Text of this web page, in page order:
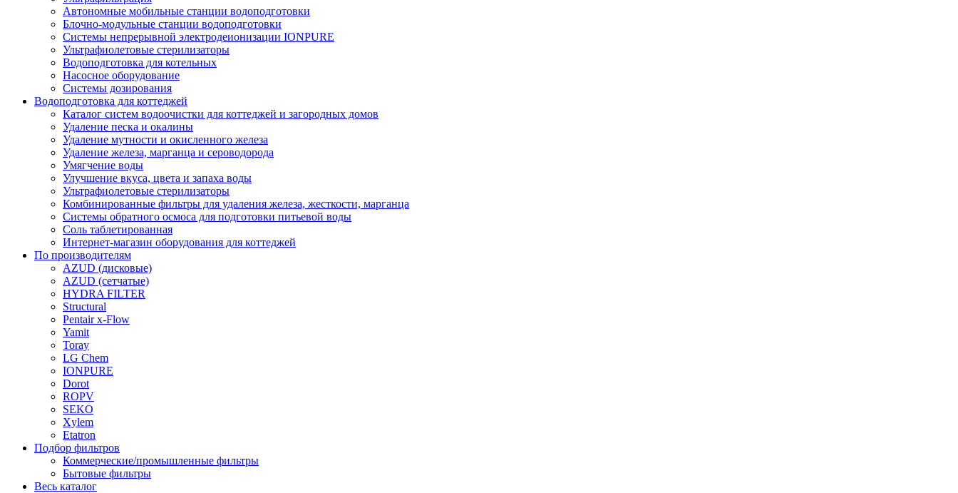
Автономные мобильные станции водоподготовки
Блочно-модульные станции водоподготовки
Системы непрерывной электродеионизации IONPURE
Ультрафиолетовые стерилизаторы
Водоподготовка для котельных
Насосное оборудование
Системы дозирования
Водоподготовка для коттеджей
Каталог систем водоочистки для коттеджей и загородных домов
Удаление песка и окалины
Удаление мутности и окисленного железа
Удаление железа, марганца и сероводорода
Умягчение воды
Улучшение вкуса, цвета и запаха воды
Ультрафиолетовые стерилизаторы
Комбинированные фильтры для удаления железа, жесткости, марганца
Системы обратного осмоса для подготовки питьевой воды
Соль таблетированная
Интернет-магазин оборудования для коттеджей
По производителям
AZUD (дисковые)
AZUD (сетчатые)
HYDRA FILTER
Structural
Pentair x-Flow
Yamit
Toray
LG Chem
IONPURE
Dorot
ROPV
SEKO
Xylem
Etatron
Подбор фильтров
Коммерческие/промышленные фильтры
Бытовые фильтры
Весь каталог